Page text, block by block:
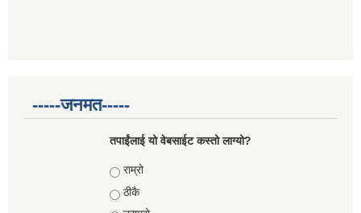
-----जनमत-----
तपाईंलाई यो वेबसाईट कस्तो लाग्यो?
Choices
राम्रो
ठीकै